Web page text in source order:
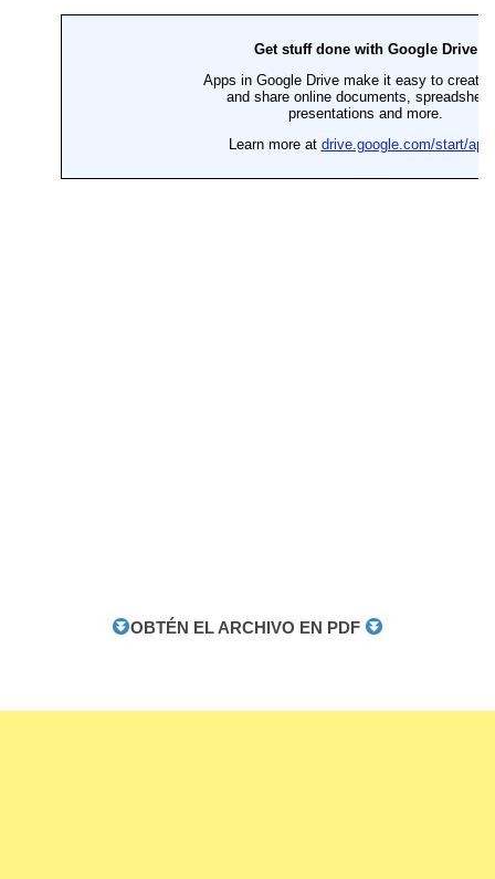
OBTÉN EL ARCHIVO EN PDF